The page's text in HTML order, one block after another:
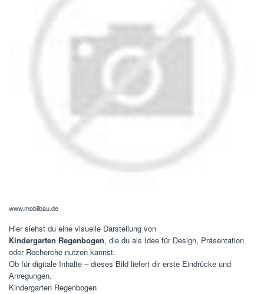
www.mobilbau.de
Hier siehst du eine visuelle Darstellung von
Kindergarten Regenbogen, die du als Idee für Design, Präsentation
oder Recherche nutzen kannst.
Ob für digitale Inhalte – dieses Bild liefert dir erste Eindrücke und
Anregungen.
Kindergarten Regenbogen